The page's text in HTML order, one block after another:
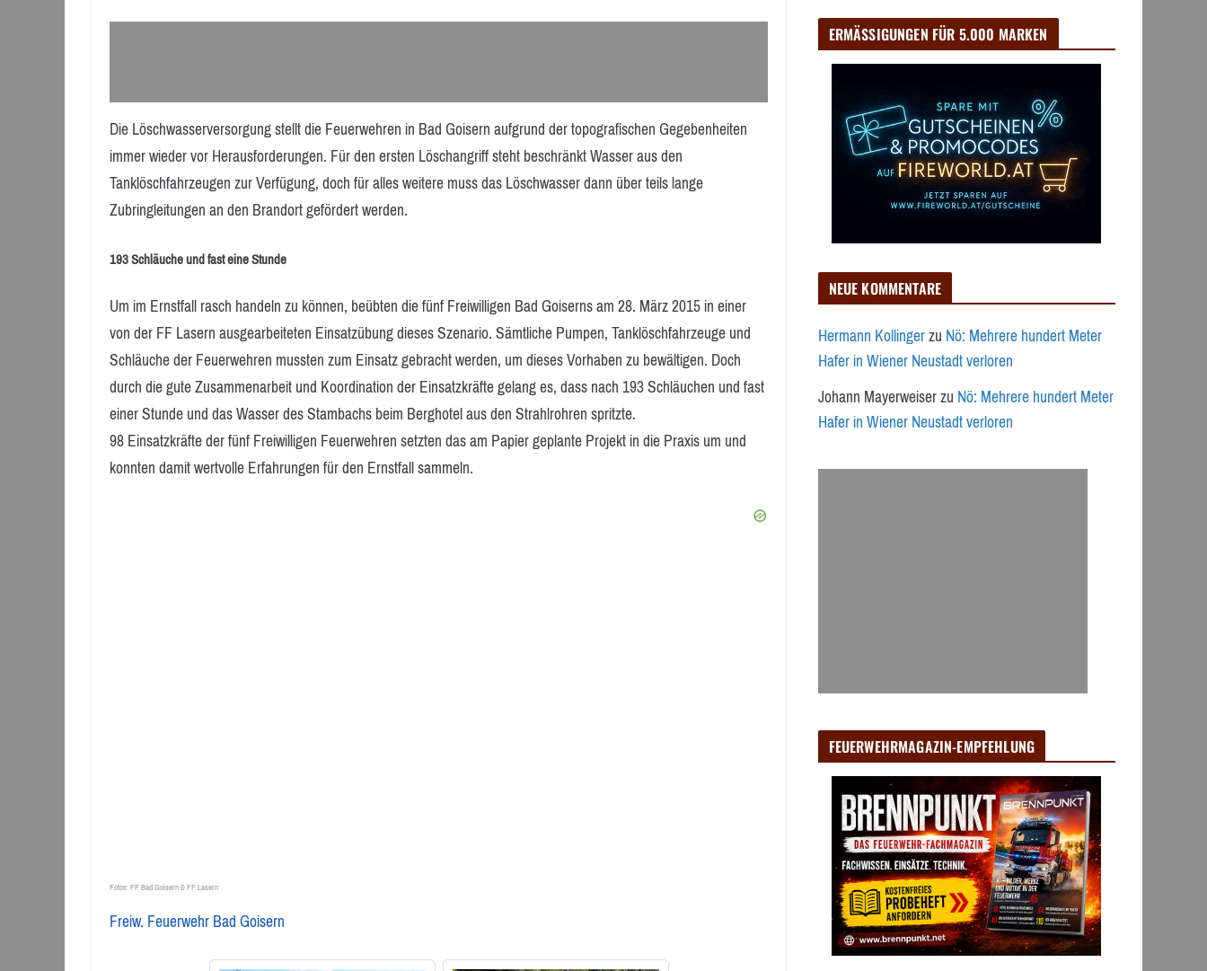
Die Löschwasserversorgung stellt die Feuerwehren in Bad Goisern aufgrund der topografischen Gegebenheiten
immer wieder vor Herausforderungen. Für den ersten Löschangriff steht beschränkt Wasser aus den
Tanklöschfahrzeugen zur Verfügung, doch für alles weitere muss das Löschwasser dann über teils lange
Zubringleitungen an den Brandort gefördert werden.
193 Schläuche und fast eine Stunde
Um im Ernstfall rasch handeln zu können, beübten die fünf Freiwilligen Bad Goiserns am 28. März 2015 in einer
von der FF Lasern ausgearbeiteten Einsatzübung dieses Szenario. Sämtliche Pumpen, Tanklöschfahrzeuge und
Schläuche der Feuerwehren mussten zum Einsatz gebracht werden, um dieses Vorhaben zu bewältigen. Doch
durch die gute Zusammenarbeit und Koordination der Einsatzkräfte gelang es, dass nach 193 Schläuchen und fast
einer Stunde und das Wasser des Stambachs beim Berghotel aus den Strahlrohren spritzte.
98 Einsatzkräfte der fünf Freiwilligen Feuerwehren setzten das am Papier geplante Projekt in die Praxis um und
konnten damit wertvolle Erfahrungen für den Ernstfall sammeln.
Fotos: FF Bad Goisern & FF Lasern
Freiw. Feuerwehr Bad Goisern
ERMÄSSIGUNGEN FÜR 5.000 MARKEN
NEUE KOMMENTARE
Hermann KollingerzuNö: Mehrere hundert Meter
Hafer in Wiener Neustadt verloren
Johann MayerweiserzuNö: Mehrere hundert Meter
Hafer in Wiener Neustadt verloren
FEUERWEHRMAGAZIN-EMPFEHLUNG